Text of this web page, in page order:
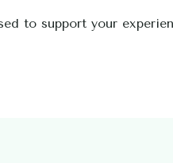
to support your